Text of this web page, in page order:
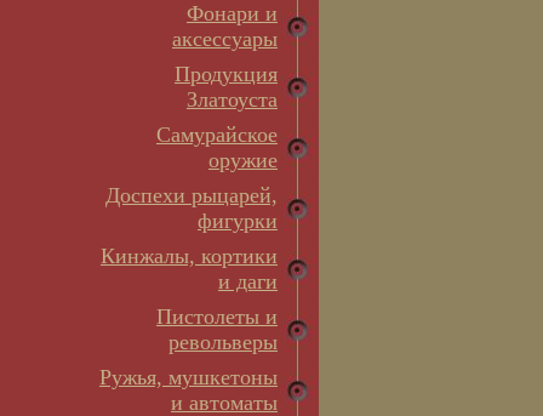
Фонари и
аксессуары
Продукция
Златоуста
Самурайское
оружие
Доспехи рыцарей,
фигурки
Кинжалы, кортики
и даги
Пистолеты и
револьверы
Ружья, мушкетоны
и автоматы